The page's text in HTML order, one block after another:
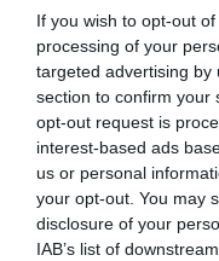
If you wish to opt-out
processing of your
targeted advertising by
section to confirm your
opt-out request is
interest-based ads
us or personal
your opt-out. You may
disclosure of your
IAB’s list of
που
νόμου και
Θεωρούμε
στα δημοτικά τέλη
και οι κάτοικοι
της θεσμοθέτησης
(άρθρο 392 του